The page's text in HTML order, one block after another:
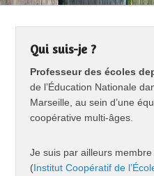
Qui suis-je ?
Professeur des écoles
de l’Éducation Nationale
Marseille, au sein d’une
coopérative multi-âges.
Je suis par ailleurs
(Institut Coopératif de